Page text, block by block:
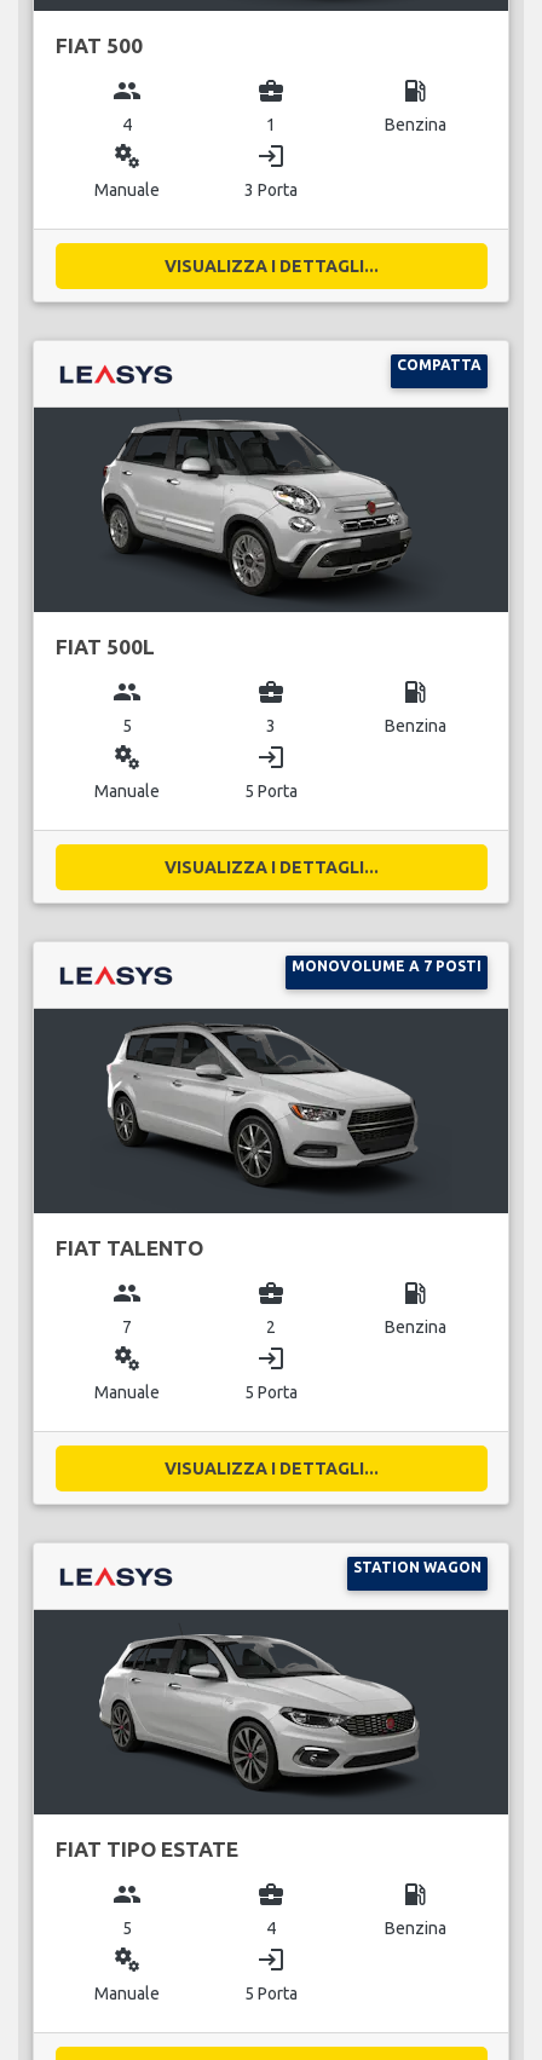
FIAT 500
group
4
business_center
1
local_gas_station
Benzina
miscellaneous_services
Manuale
login
3 Porta
VISUALIZZA I DETTAGLI...
COMPATTA
FIAT 500L
group
5
business_center
3
local_gas_station
Benzina
miscellaneous_services
Manuale
login
5 Porta
VISUALIZZA I DETTAGLI...
MONOVOLUME A 7 POSTI
FIAT TALENTO
group
7
business_center
2
local_gas_station
Benzina
miscellaneous_services
Manuale
login
5 Porta
VISUALIZZA I DETTAGLI...
STATION WAGON
FIAT TIPO ESTATE
group
5
business_center
4
local_gas_station
Benzina
miscellaneous_services
Manuale
login
5 Porta